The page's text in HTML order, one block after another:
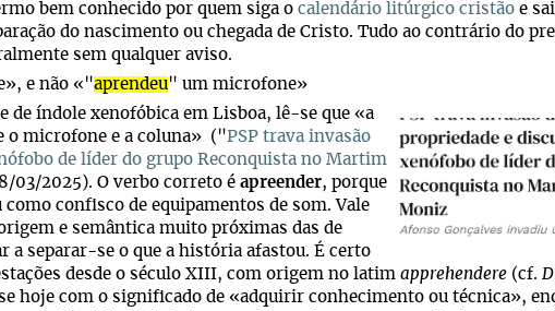
bem conhecido por quem siga o calendário litúrgico cristão e
do nascimento ou chegada de Cristo. Tudo ao contrário do
sem qualquer aviso.
e não «"aprendeu" um microfone»
de índole xenofóbica em Lisboa, lê-se que «a
o microfone e a coluna» ("PSP trava invasão
de líder do grupo Reconquista no Martim
03/2025). O verbo correto é apreender, porque
confisco de equipamentos de som. Vale
e semântica muito próximas das de
a separar-se o que a história afastou. É certo
desde o século XIII, com origem no latim apprehendere (cf.
hoje com o significado de «adquirir conhecimento ou técnica»,